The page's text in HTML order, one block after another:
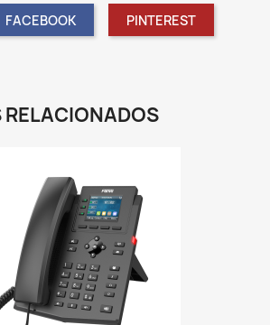
FACEBOOK PINTEREST